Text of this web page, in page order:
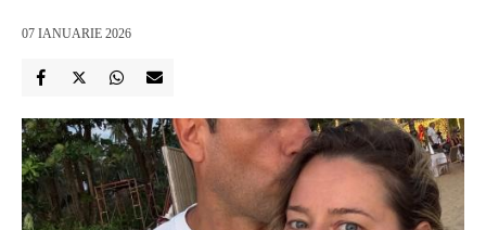
07 IANUARIE 2026